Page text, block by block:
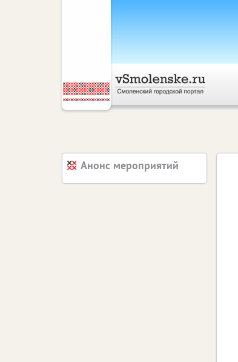
Анонс мероприятий